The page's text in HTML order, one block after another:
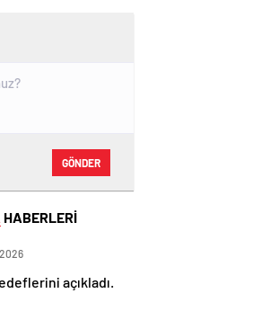
GÖNDER
HABERLERİ
açıkladı.